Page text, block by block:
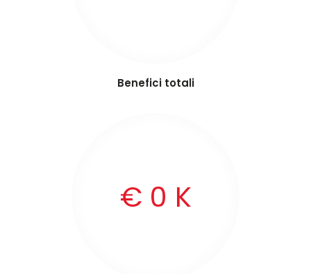
Benefici totali
€ 0 K